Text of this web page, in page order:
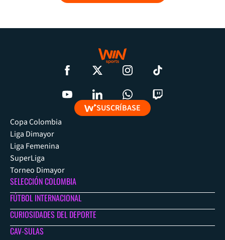
SUSCRÍBASE
Copa Colombia
Liga Dimayor
Liga Femenina
SuperLiga
Torneo Dimayor
SELECCIÓN COLOMBIA
FÚTBOL INTERNACIONAL
CURIOSIDADES DEL DEPORTE
CAV-SULAS